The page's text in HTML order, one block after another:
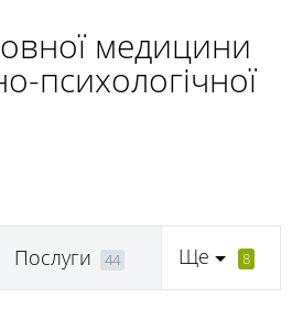
медицини
психологічної
Послуги 44 Ще 8